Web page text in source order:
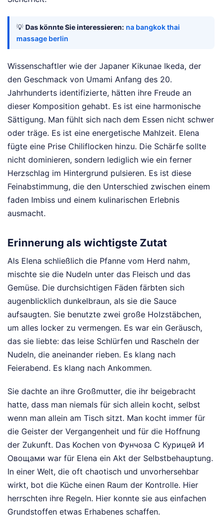
💡 Das könnte Sie interessieren: na bangkok thai
massage berlin
Wissenschaftler wie der Japaner Kikunae Ikeda, der
den Geschmack von Umami Anfang des 20.
Jahrhunderts identifizierte, hätten ihre Freude an
dieser Komposition gehabt. Es ist eine harmonische
Sättigung. Man fühlt sich nach dem Essen nicht schwer
oder träge. Es ist eine energetische Mahlzeit. Elena
fügte eine Prise Chiliflocken hinzu. Die Schärfe sollte
nicht dominieren, sondern lediglich wie ein ferner
Herzschlag im Hintergrund pulsieren. Es ist diese
Feinabstimmung, die den Unterschied zwischen einem
faden Imbiss und einem kulinarischen Erlebnis
ausmacht.
Erinnerung als wichtigste Zutat
Als Elena schließlich die Pfanne vom Herd nahm,
mischte sie die Nudeln unter das Fleisch und das
Gemüse. Die durchsichtigen Fäden färbten sich
augenblicklich dunkelbraun, als sie die Sauce
aufsaugten. Sie benutzte zwei große Holzstäbchen,
um alles locker zu vermengen. Es war ein Geräusch,
das sie liebte: das leise Schlürfen und Rascheln der
Nudeln, die aneinander rieben. Es klang nach
Feierabend. Es klang nach Ankommen.
Sie dachte an ihre Großmutter, die ihr beigebracht
hatte, dass man niemals für sich allein kocht, selbst
wenn man allein am Tisch sitzt. Man kocht immer für
die Geister der Vergangenheit und für die Hoffnung
der Zukunft. Das Kochen von Фунчоза С Курицей И
Овощами war für Elena ein Akt der Selbstbehauptung.
In einer Welt, die oft chaotisch und unvorhersehbar
wirkt, bot die Küche einen Raum der Kontrolle. Hier
herrschten ihre Regeln. Hier konnte sie aus einfachen
Grundstoffen etwas Erhabenes schaffen.